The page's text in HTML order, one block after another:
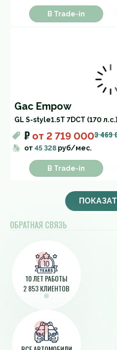
В Trade-in
Gac Empow
GL S-style1.5T 7DCT (170
₽ от 2 719 0003 469
от 45 328 руб/мес.
В Trade-in
ОБРАТНАЯ СВЯЗЬ
10 ЛЕТ РАБОТЫ
2 853 КЛИЕНТОВ